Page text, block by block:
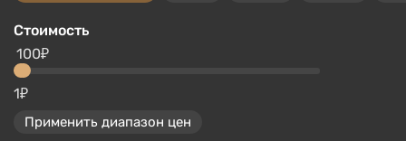
Стоимость
1₽
100₽
Применить диапазон цен